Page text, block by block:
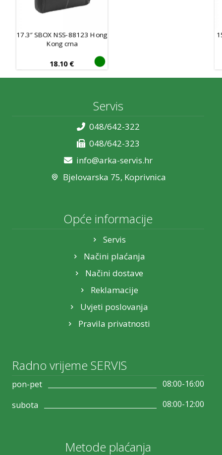
17.3″ SBOX NSS-88123 Hong
Kong crna
18.10 €
Servis
048/642-322
048/642-323
info@arka-servis.hr
Bjelovarska 75, Koprivnica
Opće informacije
Servis
Načini plaćanja
Načini dostave
Reklamacije
Uvjeti poslovanja
Pravila privatnosti
Radno vrijeme SERVIS
pon-pet
08:00-16:00
subota
08:00-12:00
Metode plaćanja